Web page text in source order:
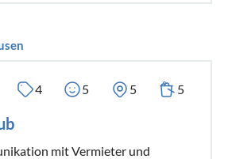
4 5 5 5
mit Vermieter und